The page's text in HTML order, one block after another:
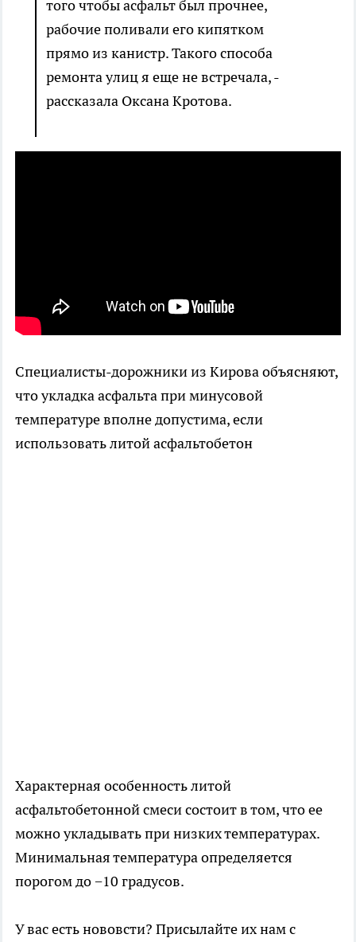
того чтобы асфальт был прочнее,
рабочие поливали его кипятком
прямо из канистр. Такого способа
ремонта улиц я еще не встречала, -
рассказала Оксана Кротова.
Специалисты-дорожники из Кирова объясняют,
что укладка асфальта при минусовой
температуре вполне допустима, если
использовать литой асфальтобетон
Характерная особенность литой
асфальтобетонной смеси состоит в том, что ее
можно укладывать при низких температурах.
Минимальная температура определяется
порогом до −10 градусов.
У вас есть нововсти? Присылайте их нам с